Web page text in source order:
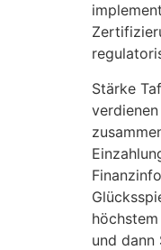
Stärke
und dann